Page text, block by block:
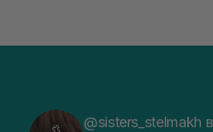
@sisters_stelmakh